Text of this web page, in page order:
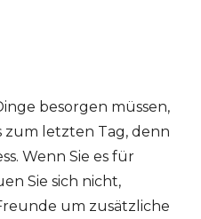
besorgen müssen,
zum letzten Tag, denn
Wenn Sie es für
Sie sich nicht,
um zusätzliche